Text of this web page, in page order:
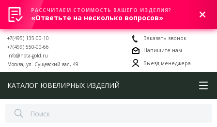
0
+7(495) 135-00-10
+7(499) 550-00-66
info@nota-gold.ru
Москва, ул. Сущевский вал, 49
Заказать звонок
Напишите нам
Выезд менеджера
КАТАЛОГ ЮВЕЛИРНЫХ ИЗДЕЛИЙ
РАССЧИТАЕМ СТОИМОСТЬ ВАШЕГО ИЗДЕЛИЯ?
«Ответьте на несколько вопросов»